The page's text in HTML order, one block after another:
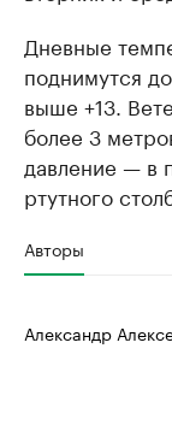
Дневные
поднимутся
выше +13.
более 3
давление — в
ртутного
Авторы
Александр